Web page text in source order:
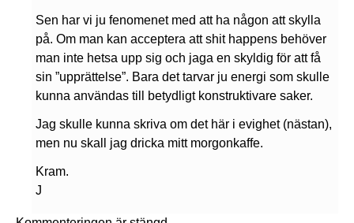
Sen har vi ju fenomenet med att ha någon att skylla
på. Om man kan acceptera att shit happens behöver
man inte hetsa upp sig och jaga en skyldig för att få
sin ”upprättelse”. Bara det tarvar ju energi som skulle
kunna användas till betydligt konstruktivare saker.
Jag skulle kunna skriva om det här i evighet (nästan),
men nu skall jag dricka mitt morgonkaffe.
Kram.
J